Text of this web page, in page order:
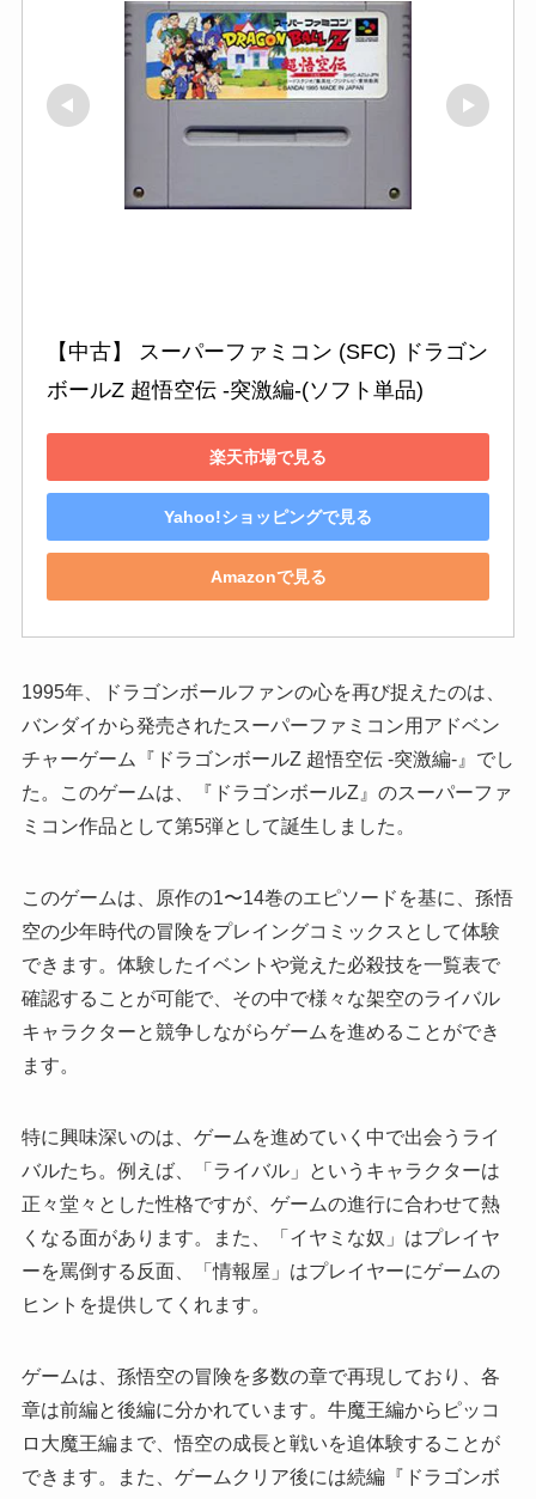
【中古】 スーパーファミコン (SFC) ドラゴン
ボールZ 超悟空伝 -突激編-(ソフト単品)
楽天市場で見る
Yahoo!ショッピングで見る
Amazonで見る
1995年、ドラゴンボールファンの心を再び捉えたのは、
バンダイから発売されたスーパーファミコン用アドベン
チャーゲーム『ドラゴンボールZ 超悟空伝 -突激編-』でし
た。このゲームは、『ドラゴンボールZ』のスーパーファ
ミコン作品として第5弾として誕生しました。
このゲームは、原作の1〜14巻のエピソードを基に、孫悟
空の少年時代の冒険をプレイングコミックスとして体験
できます。体験したイベントや覚えた必殺技を一覧表で
確認することが可能で、その中で様々な架空のライバル
キャラクターと競争しながらゲームを進めることができ
ます。
特に興味深いのは、ゲームを進めていく中で出会うライ
バルたち。例えば、「ライバル」というキャラクターは
正々堂々とした性格ですが、ゲームの進行に合わせて熱
くなる面があります。また、「イヤミな奴」はプレイヤ
ーを罵倒する反面、「情報屋」はプレイヤーにゲームの
ヒントを提供してくれます。
ゲームは、孫悟空の冒険を多数の章で再現しており、各
章は前編と後編に分かれています。牛魔王編からピッコ
ロ大魔王編まで、悟空の成長と戦いを追体験することが
できます。また、ゲームクリア後には続編『ドラゴンボ